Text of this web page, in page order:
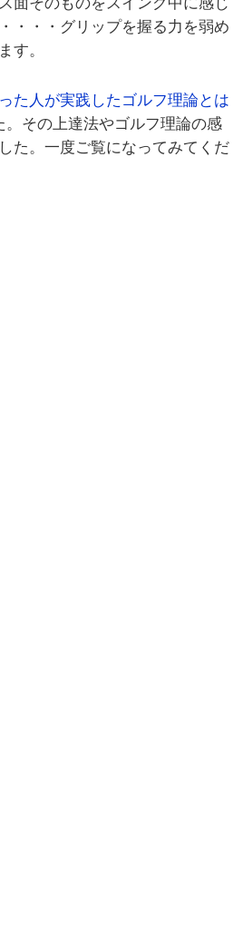
面そのものをスイング中に感じ
・・・グリップを握る力を弱め
す。
た人が実践したゴルフ理論とは
。その上達法やゴルフ理論の感
た。一度ご覧になってみてくだ